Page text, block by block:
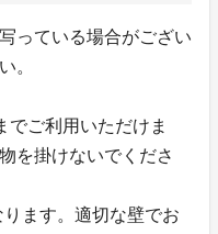
っている場合がござい
。
でご利用いただけま
を掛けないでくださ
ます。適切な壁でお